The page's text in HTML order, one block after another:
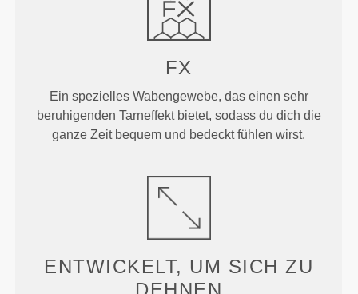
FX
Ein spezielles Wabengewebe, das einen sehr
beruhigenden Tarneffekt bietet, sodass du dich die
ganze Zeit bequem und bedeckt fühlen wirst.
ENTWICKELT, UM SICH ZU
DEHNEN